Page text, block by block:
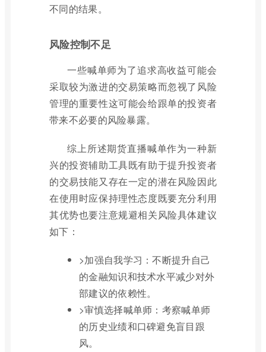
不同的结果。
风险控制不足
一些喊单师为了追求高收益可能会
采取较为激进的交易策略而忽视了风险
管理的重要性这可能会给跟单的投资者
带来不必要的风险暴露。
综上所述期货直播喊单作为一种新
兴的投资辅助工具既有助于提升投资者
的交易技能又存在一定的潜在风险因此
在使用时应保持理性态度既要充分利用
其优势也要注意规避相关风险具体建议
如下：
>加强自我学习：不断提升自己
的金融知识和技术水平减少对外
部建议的依赖性。
>审慎选择喊单师：考察喊单师
的历史业绩和口碑避免盲目跟
风。